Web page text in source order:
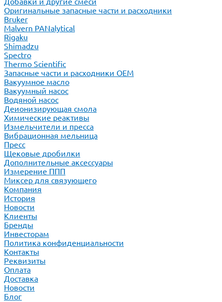
Оригинальные запасные части и расходники
Bruker
Malvern PANalytical
Rigaku
Shimadzu
Spectro
Thermo Scientific
Запасные части и расходники ОЕМ
Вакуумное масло
Вакуумный насос
Водяной насос
Деионизирующая смола
Химические реактивы
Измельчители и пресса
Вибрационная мельница
Пресс
Щековые дробилки
Дополнительные аксессуары
Измерение ППП
Миксер для связующего
Компания
История
Новости
Клиенты
Бренды
Инвесторам
Политика конфиденциальности
Контакты
Реквизиты
Оплата
Доставка
Новости
Блог